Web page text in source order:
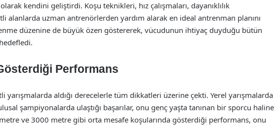
kendini geliştirdi. Koşu teknikleri, hız çalışmaları, dayanıklılık
alanlarda uzman antrenörlerden yardım alarak en ideal antrenman planını
düzenine de büyük özen göstererek, vücudunun ihtiyaç duyduğu bütün
Performans
yarışmalarda aldığı derecelerle tüm dikkatleri üzerine çekti. Yerel yarışmalarda
şampiyonalarda ulaştığı başarılar, onu genç yaşta tanınan bir sporcu haline
ve 3000 metre gibi orta mesafe koşularında gösterdiği performans, onu